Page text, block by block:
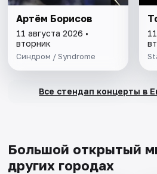
Артём Борисов
11 августа 2026 •
вторник
Синдром / Syndrome
Все стендап концерты в
Большой открытый
других городах